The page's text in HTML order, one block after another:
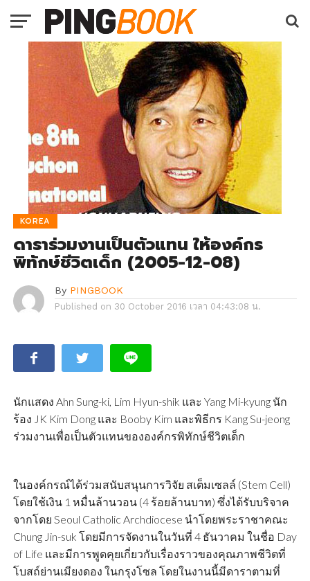
KOREA
ดาราร่วมงานเป็นตัวแทน ให้องค์กร
พิทักษ์ชีวิตเด็ก (2005-12-08)
By PINGBOOK
Published on 30 October 2016 เวลา 04:43:08 น.
นักแสดง Ahn Sung-ki, Lim Hyun-shik และ Yang Mi-kyung นัก
ร้อง JK Kim Dong และ Booby Kim และพิธีกร Kang Su-jeong
ร่วมงานเพื่อเป็นตัวแทนขององค์กรพิทักษ์ชีวิตเด็ก
ในองค์กรณ์ได้ร่วมสนับสนุนการวิจัย สเต็มเซลล์ (Stem Cell)
โดยใช้เงิน 1 หมื่นล้านวอน (4 ร้อยล้านบาท) ซึ่งได้รับบริจาค
จากโดย Seoul Catholic Archdiocese นำโดยพระราชาคณะ
Chung Jin-suk โดยมีการจัดงานในวันที่ 4 ธันวาคม ในชื่อ Day
of Life และมีการพูดคุยเกี่ยวกับเรื่องราวของคุณภาพชีวิตที่
โบสถ์ย่านเมียงดอง ในกรุงโซล โดยในงานนี้มีดาราตามที่